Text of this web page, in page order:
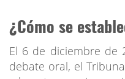
¿Cómo se
El 6 de diciembre de
debate oral, el